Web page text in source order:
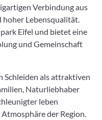
Verbindung aus
Lebensqualität.
Eifel und bietet eine
und Gemeinschaft
Schleiden als attraktiven
Naturliebhaber
leben
der Region.